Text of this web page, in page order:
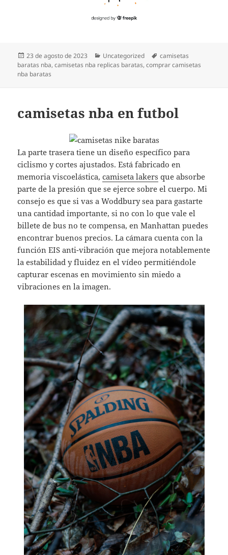
Publicado
el
23 de agosto de 2023 Categorías
Uncategorized Etiquetas
camisetas
baratas nba,camisetas nba replicas baratas,comprar camisetas
nba baratas
camisetas nba en futbol
La parte trasera tiene un diseño específico para
ciclismo y cortes ajustados. Está fabricado en
memoria viscoelástica,camiseta lakers que absorbe
parte de la presión que se ejerce sobre el cuerpo. Mi
consejo es que si vas a Woddbury sea para gastarte
una cantidad importante, si no con lo que vale el
billete de bus no te compensa, en Manhattan puedes
encontrar buenos precios. La cámara cuenta con la
función EIS anti-vibración que mejora notablemente
la estabilidad y fluidez en el vídeo permitiéndole
capturar escenas en movimiento sin miedo a
vibraciones en la imagen.